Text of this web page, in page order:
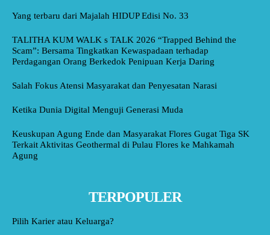
Yang terbaru dari Majalah HIDUP Edisi No. 33
TALITHA KUM WALK s TALK 2026 “Trapped Behind the
Scam”: Bersama Tingkatkan Kewaspadaan terhadap
Perdagangan Orang Berkedok Penipuan Kerja Daring
Salah Fokus Atensi Masyarakat dan Penyesatan Narasi
Ketika Dunia Digital Menguji Generasi Muda
Keuskupan Agung Ende dan Masyarakat Flores Gugat Tiga SK
Terkait Aktivitas Geothermal di Pulau Flores ke Mahkamah
Agung
TERPOPULER
Pilih Karier atau Keluarga?